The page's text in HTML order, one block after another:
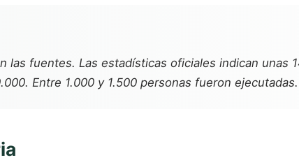
las fuentes. Las estadísticas oficiales indican unas
Entre 1.000 y 1.500 personas fueron ejecutadas.